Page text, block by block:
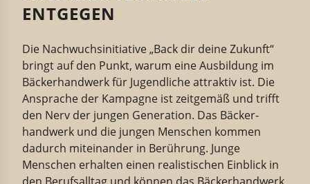
ENTGEGEN
Die Nachwuchs­in­itiative „Back dir deine Zukunft“
bringt auf den Punkt, warum eineAusbildung im
Bäcker­handwerkfür Jugend­licheattraktiv ist. Die
Ansprache der Kampagne ist zeitgemäß und trifft
den Nerv der jungen Generation. Das Bäcker­
handwerk und die jungen Menschen kommen
dadurch mitein­ander in Berührung. Junge
Menschen erhalten einen realis­ti­schen Einblick in